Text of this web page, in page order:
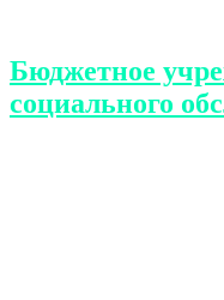
Бюджетное
социального